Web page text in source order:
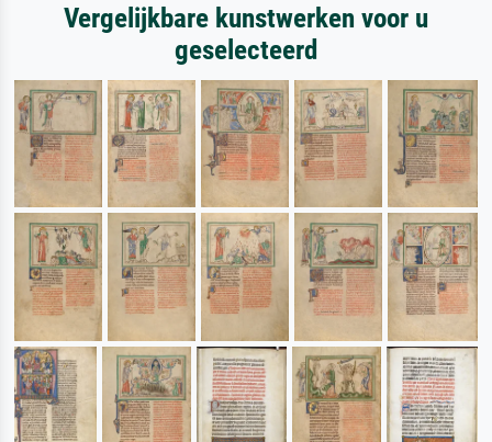
Vergelijkbare kunstwerken voor u
geselecteerd